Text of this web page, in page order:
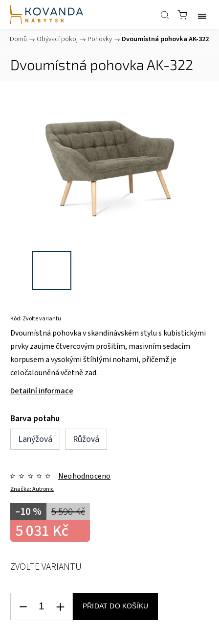
Domů / Obývací pokoj / Pohovky / Dvoumístná pohovka AK-322
Dvoumístná pohovka AK-322
Kód: Zvolte variantu
Dvoumístná pohovka v skandinávském stylu s kubistickými
prvky zaujme čtvercovým prošitím, masivním sedacím
korpusem a vysokými štíhlými nohami, přičemž je
celočalouněná včetně zad.
Detailní informace
Barva potahu
Lanýžová
Růžová
Značka:Autronic
Neohodnoceno
5 590 Kč
–10 %
5 031 Kč
ZVOLTE VARIANTU
PŘIDAT DO KOŠÍKU